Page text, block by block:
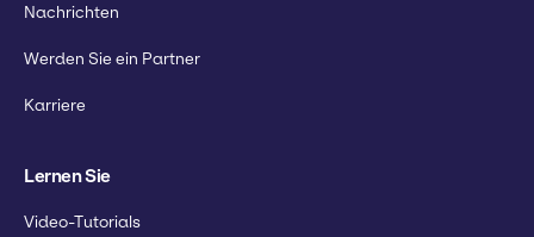
Nachrichten
Werden Sie ein Partner
Karriere
Lernen Sie
Video-Tutorials